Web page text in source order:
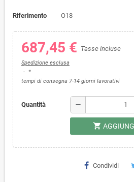
Riferimento O18
687,45 € Tasse incluse
Spedizione esclusa
*
tempi di consegna 7-14 giorni lavorativi
Quantità remove
shopping_cart
Condividi